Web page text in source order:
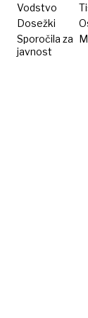
Vodstvo
Dosežki
Sporočila za
javnost